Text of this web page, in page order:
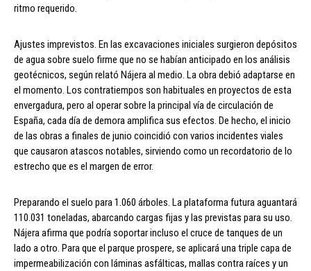
ritmo requerido.
Ajustes imprevistos. En las excavaciones iniciales surgieron depósitos
de agua sobre suelo firme que no se habían anticipado en los análisis
geotécnicos, según relató Nájera al medio. La obra debió adaptarse en
el momento. Los contratiempos son habituales en proyectos de esta
envergadura, pero al operar sobre la principal vía de circulación de
España, cada día de demora amplifica sus efectos. De hecho, el inicio
de las obras a finales de junio coincidió con varios incidentes viales
que causaron atascos notables, sirviendo como un recordatorio de lo
estrecho que es el margen de error.
Preparando el suelo para 1.060 árboles. La plataforma futura aguantará
110.031 toneladas, abarcando cargas fijas y las previstas para su uso.
Nájera afirma que podría soportar incluso el cruce de tanques de un
lado a otro. Para que el parque prospere, se aplicará una triple capa de
impermeabilización con láminas asfálticas, mallas contra raíces y un